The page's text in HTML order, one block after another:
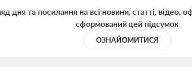
дня та посилання на всі новини, статті, відео,
сформований цей підсумок
ОЗНАЙОМИТИСЯ